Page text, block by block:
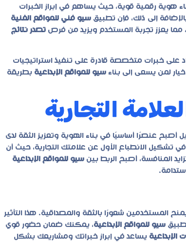
هوية رقمية قوية، حيث يساهم في إبراز الخبرات
إلى ذلك، فإن تطبيق سيو فني للمواقع الفنية
يعزز تجربة المستخدم ويزيد من فرص تصدر نتائج
على خبرات متخصصة قادرة على تنفيذ استراتيجيات
لمن يسعى إلى بناء سيو للمواقع الإبداعية بطريقة
التجارية
أصبح عنصرًا أساسيًا في بناء الهوية وتعزيز الثقة لدى
تشكيل الانطباع الأول عن علامتك التجارية، حيث أن
المنافسة، أصبح الربط بين سيو للمواقع الإبداعية
المستخدمين شعورًا بالثقة والمصداقية. هذا التأثير
سيو للمواقع الإبداعية، يمكنك ضمان حضور قوي
يساعد في إبراز خبراتك ومشاريعك بشكل